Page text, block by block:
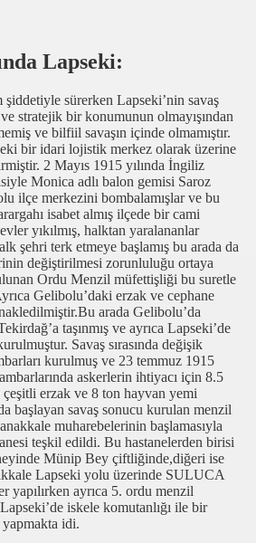
Lapseki:
şiddetiyle sürerken Lapseki’nin savaş
stratejik bir konumunun olmayışından
ve bilfiil savaşın içinde olmamıştır.
bir idari lojistik merkez olarak üzerine
2 Mayıs 1915 yılında İngiliz
Monica adlı balon gemisi Saroz
ilçe merkezini bombalamışlar ve bu
isabet almış ilçede bir cami
yıkılmış, halktan yaralananlar
şehri terk etmeye başlamış bu arada da
değiştirilmesi zorunluluğu ortaya
Ordu Menzil müfettişliği bu suretle
Gelibolu’daki erzak ve cephane
arada Gelibolu’da
taşınmış ve ayrıca Lapseki’de
Savaş sırasında değişik
kurulmuş ve 23 temmuz 1915
askerlerin ihtiyacı için 8.5
erzak ve 8 ton hayvan yemi
başlayan savaş sonucu kurulan menzil
muharebelerinin başlamasıyla
teşkil edildi. Bu hastanelerden birisi
Münip Bey çiftliğinde,diğeri ise
Lapseki yolu üzerinde SULUCA
yapılırken ayrıca 5. ordu menzil
iskele komutanlığı ile bir
idi.